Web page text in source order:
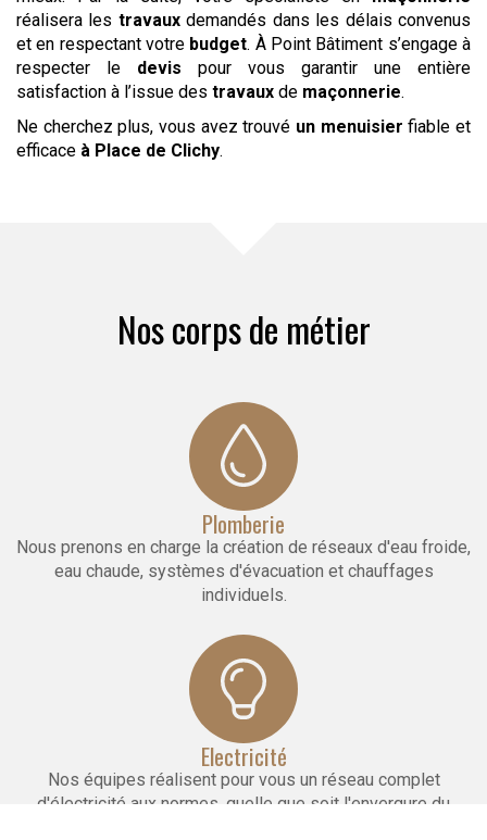
réalisera les travauxdemandés dans les délais convenus
et en respectant votre budget. À Point Bâtiment s’engage à
respecter le devis pour vous garantir une entière
satisfaction à l’issue des travaux de maçonnerie.
Ne cherchez plus, vous avez trouvé un menuisier fiable et
efficace à Place de Clichy.
Nos corps de métier
Plomberie
Nous prenons en charge la création de réseaux d'eau froide,
eau chaude, systèmes d'évacuation et chauffages
individuels.
Electricité
Nos équipes réalisent pour vous un réseau complet
d'électricité aux normes, quelle que soit l'envergure du